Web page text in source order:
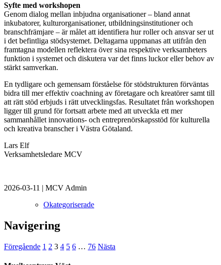
Syfte med workshopen
Genom dialog mellan inbjudna organisationer – bland annat
inkubatorer, kulturorganisationer, utbildningsinstitutioner och
branschfrämjare – är målet att identifiera hur roller och ansvar ser ut
i det befintliga stödsystemet. Deltagarna uppmanas att utifrån den
framtagna modellen reflektera över sina respektive verksamheters
funktion i systemet och diskutera var det finns luckor eller behov av
stärkt samverkan.
En tydligare och gemensam förståelse för stödstrukturen förväntas
bidra till mer effektiv coachning av företagare och kreatörer samt till
att rätt stöd erbjuds i rätt utvecklingsfas. Resultatet från workshopen
ligger till grund för fortsatt arbete med att utveckla ett mer
sammanhållet innovations- och entreprenörskapsstöd för kulturella
och kreativa branscher i Västra Götaland.
Lars Elf
Verksamhetsledare MCV
2026-03-11 | MCV Admin
Okategoriserade
Navigering
Föregående 1 2 3 4 5 6 … 76 Nästa